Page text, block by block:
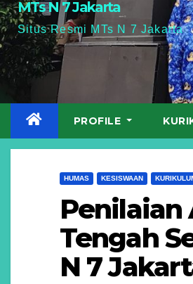
MTs N 7 Jakarta
Situs Resmi MTs N 7 Jakarta
PROFILE
HUMAS KESISWAAN
Penilaian
Tengah
N 7